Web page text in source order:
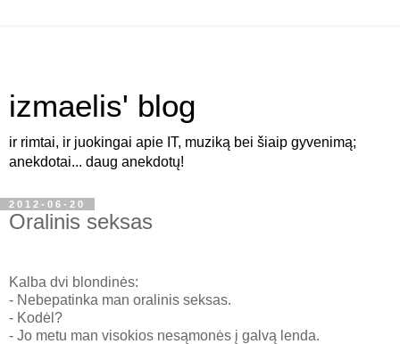
izmaelis' blog
ir rimtai, ir juokingai apie IT, muziką bei šiaip gyvenimą;
anekdotai... daug anekdotų!
2012-06-20
Oralinis seksas
Kalba dvi blondinės:
- Nebepatinka man oralinis seksas.
- Kodėl?
- Jo metu man visokios nesąmonės į galvą lenda.